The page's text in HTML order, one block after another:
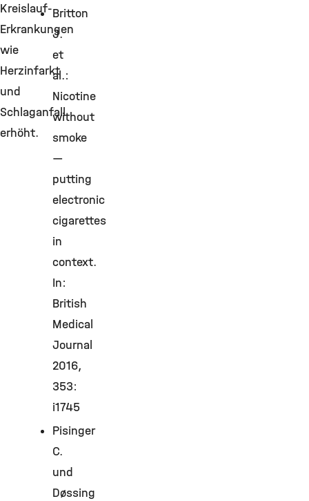
Kreislauf-
Erkrankungen
wie
Herzinfarkt
und
Schlaganfall
erhöht.
Britton
J.
et
al.:
Nicotine
without
smoke
—
putting
electronic
cigarettes
in
context.
In:
British
Medical
Journal
2016,
353:
i1745
Pisinger
C.
und
Døssing